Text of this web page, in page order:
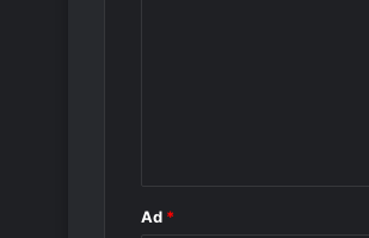
Ad *